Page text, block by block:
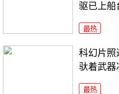
驱已上船
最热
科幻片照
驮着武器
最热